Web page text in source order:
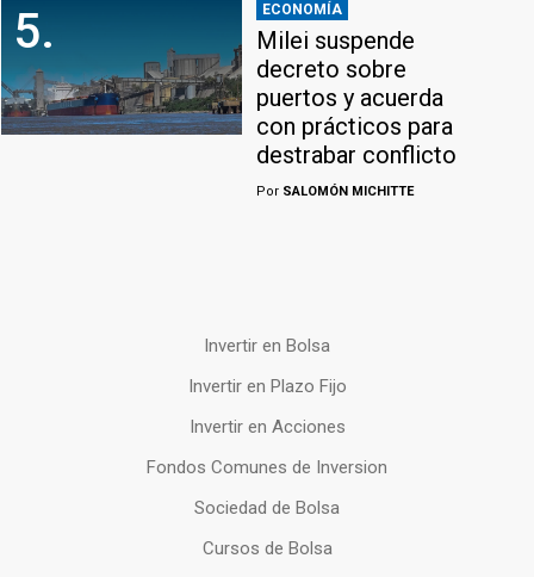
5. ECONOMÍA
Milei suspende
decreto sobre
puertos y acuerda
con prácticos para
destrabar conflicto
Por SALOMÓN MICHITTE
Invertir en Bolsa
Invertir en Plazo Fijo
Invertir en Acciones
Fondos Comunes de Inversion
Sociedad de Bolsa
Cursos de Bolsa